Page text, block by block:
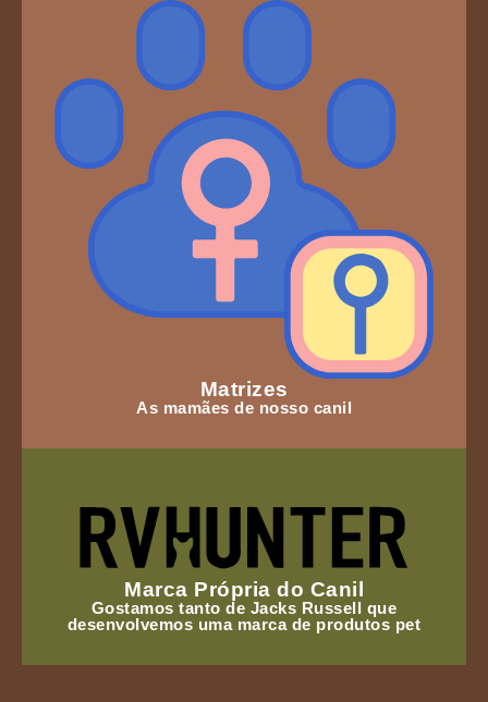
Matrizes
As mamães de nosso canil
Marca Própria do Canil
Gostamos tanto de Jacks Russell que
desenvolvemos uma marca de produtos pet